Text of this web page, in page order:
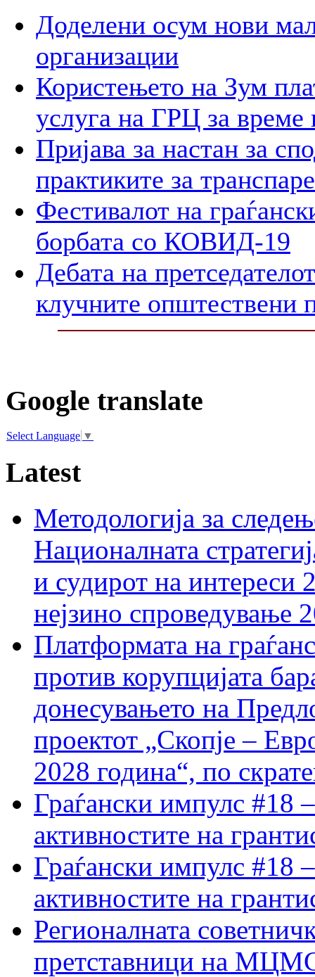
Доделени осум нови
организации
Користењето на Зум
услуга на ГРЦ за време
Пријава за настан за
практиките за
Фестивалот на
борбата со КОВИД-19
Дебата на
клучните општествени
Google translate
Select Language ▼
Latest
Методологија за
Националната
и судирот на интереси
нејзино спроведување
Платформата на
против корупцијата
донесувањето на
проектот „Скопје –
2028 година“, по
Граѓански импулс #18
активностите на
Граѓански импулс #18
активностите на
Регионалната
претставници на МЦМС